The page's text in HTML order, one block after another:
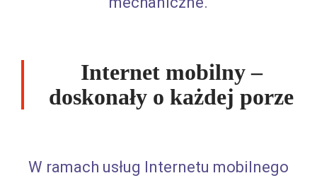
Internet mobilny –
doskonały o każdej porze
W ramach usług Internetu mobilnego